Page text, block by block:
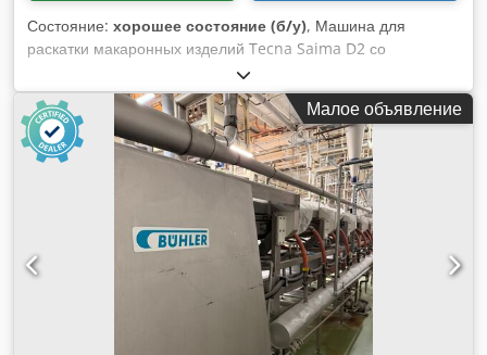
Состояние: хорошее состояние (б/у), Машина для
раскатки макаронных изделий Tecna Saima D2 со
встроенным миксером. Производит макаронные изделия
толщиной 300 мм. Crodjn Utypopfx Adzef
Малое объявление